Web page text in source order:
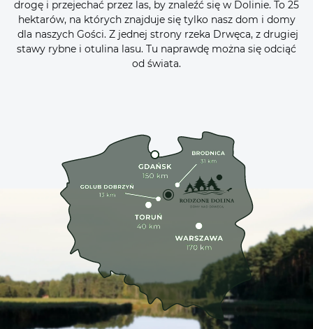
drogę i przejechać przez las, by znaleźć się w Dolinie. To 25
hektarów, na których znajduje się tylko nasz dom i domy
dla naszych Gości. Z jednej strony rzeka Drwęca, z drugiej
stawy rybne i otulina lasu. Tu naprawdę można się odciąć
od świata.